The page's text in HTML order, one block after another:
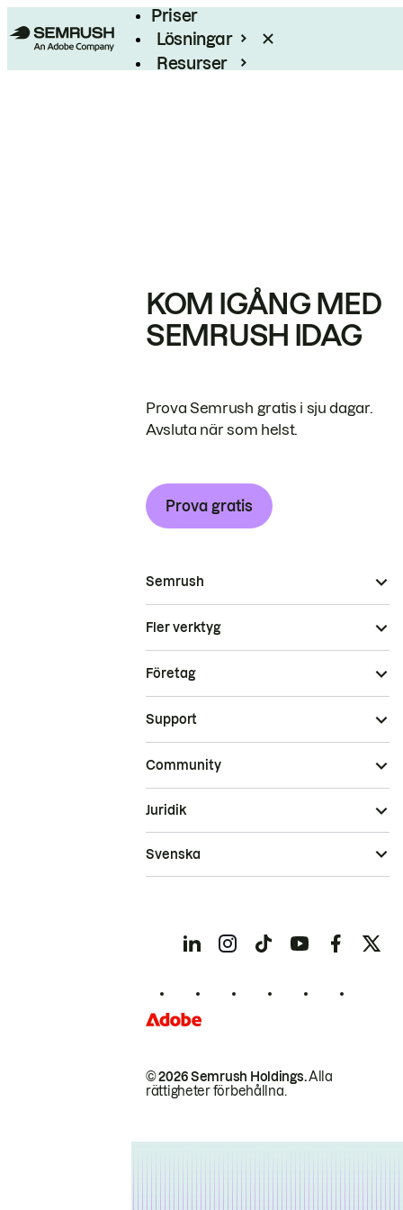
Priser
Lösningar
Resurser
KOM IGÅNG MED
SEMRUSH IDAG
Prova Semrush gratis i sju dagar.
Avsluta när som helst.
Prova gratis
Semrush
Fler verktyg
Företag
Support
Community
© 2026 Semrush Holdings.Alla
rättigheter förbehållna.
Juridik
Svenska